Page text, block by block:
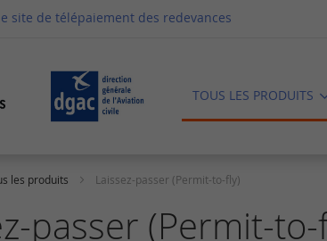
site de télépaiement des redevances
TOUS LES PRODUITS
les produits Laissez-passer (Permit-to-fly)
passer (Permit-to-